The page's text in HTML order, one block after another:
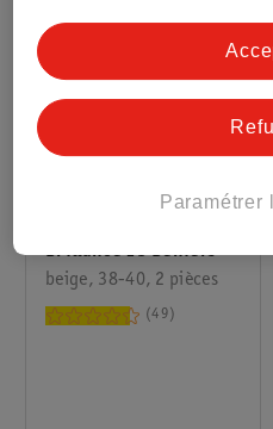
Brillance 15 Deniers
beige, 38-40, 2 pièces
49
Paramétrer